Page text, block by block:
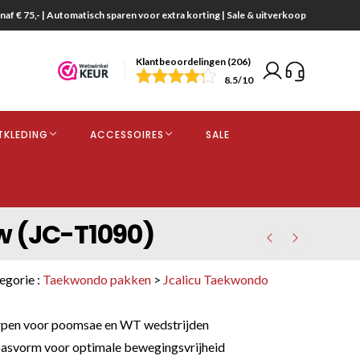
€ 75,- | Automatisch sparen voor extra korting | Sale & uitverkoop
Klantbeoordelingen (206)
8.5/10
ACCESSOIRES SALE
(JC-T1090)
: Taekwondo pakken > Jcalicu Taekwondo
voor poomsae en WT wedstrijden
voor optimale bewegingsvrijheid